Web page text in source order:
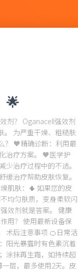
🌟
剂？ Oganacell强效剂
。 为严重干燥、粗糙肤
？ 🧡精确诊断：利用最
治疗方案。 🧡医学护
治疗过程中的不适。
治疗帮助皮肤恢复。
肌肤：🌵 如果您的皮
均匀肤质，变身柔软闪
效剂就是答案。 健康
用？ 使用最新设备保
术后注意事项 🍊日常活
阳光暴露时有色素沉着
涂抹再生霜，如持续超
层，最多使用2天。皮